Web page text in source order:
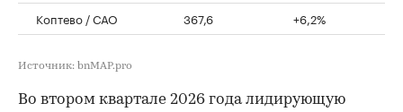
Коптево / САО
367,6 +6,2%
Источник: bnMAP.pro
Во втором квартале 2026 года лидирующую